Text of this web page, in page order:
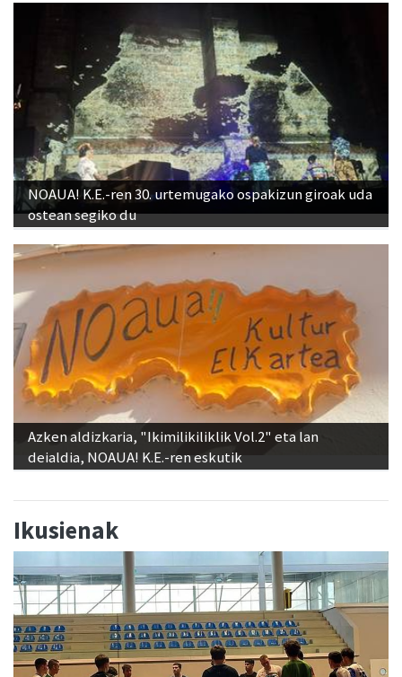
NOAUA! K.E.-ren 30. urtemugako ospakizun giroak uda
ostean segiko du
Azken aldizkaria, "Ikimilikiliklik Vol.2" eta lan
deialdia, NOAUA! K.E.-ren eskutik
Ikusienak